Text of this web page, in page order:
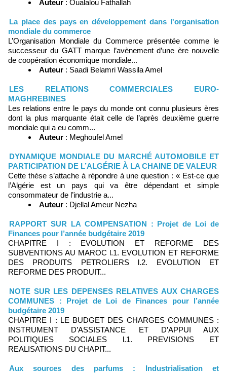
Auteur : Oualalou Fathallah
La place des pays en développement dans l'organisation
mondiale du commerce
L’Organisation Mondiale du Commerce présentée comme le
successeur du GATT marque l’avènement d’une ère nouvelle
de coopération économique mondiale...
Auteur : Saadi Belamri Wassila Amel
LES RELATIONS COMMERCIALES EURO-
MAGHREBINES
Les relations entre le pays du monde ont connu plusieurs ères
dont la plus marquante était celle de l’après deuxième guerre
mondiale qui a eu comm...
Auteur : Meghoufel Amel
DYNAMIQUE MONDIALE DU MARCHÉ AUTOMOBILE ET
PARTICIPATION DE L’ALGÉRIE À LA CHAINE DE VALEUR
Cette thèse s’attache à répondre à une question : « Est-ce que
l’Algérie est un pays qui va être dépendant et simple
consommateur de l’industrie a...
Auteur : Djellal Ameur Nezha
RAPPORT SUR LA COMPENSATION : Projet de Loi de
Finances pour l’année budgétaire 2019
CHAPITRE I : EVOLUTION ET REFORME DES
SUBVENTIONS AU MAROC l.1. EVOLUTION ET REFORME
DES PRODUITS PETROLIERS l.2. EVOLUTION ET
REFORME DES PRODUIT...
NOTE SUR LES DEPENSES RELATIVES AUX CHARGES
COMMUNES : Projet de Loi de Finances pour l’année
budgétaire 2019
CHAPITRE I : LE BUDGET DES CHARGES COMMUNES :
INSTRUMENT D’ASSISTANCE ET D’APPUI AUX
POLITIQUES SOCIALES l.1. PREVISIONS ET
REALISATIONS DU CHAPIT...
Aux sources des parfums : Industrialisation et